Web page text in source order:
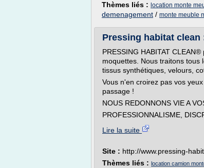
Thèmes liés : location monte
demenagement / monte meuble
Pressing habitat
PRESSING HABITAT
moquettes. Nous traitons tous
tissus synthétiques, velours,
Vous n'en croirez pas vos
passage !
NOUS REDONNONS VIE A
PROFESSIONNALISME,
Lire la suite
Site : http://www.pressing-
Thèmes liés : location camion